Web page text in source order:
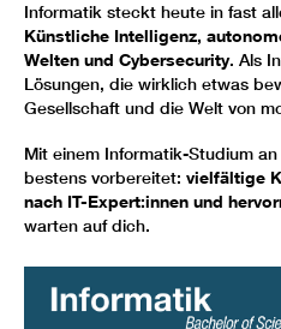
Informatik steckt heute in fast
Künstliche Intelligenz,
Welten und Cybersecurity. Als
Lösungen, die wirklich etwas
Gesellschaft und die Welt von
Mit einem Informatik-Studium
bestens vorbereitet: vielfältige
nach IT-Expert:innen und
warten auf dich.